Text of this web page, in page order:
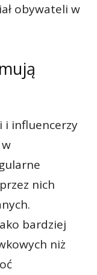
obywateli w
i influencerzy
nich
bardziej
niż